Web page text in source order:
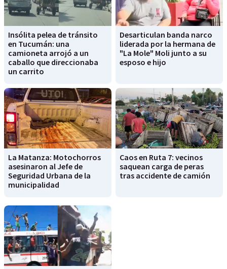
Insólita pelea de tránsito
en Tucumán: una
camioneta arrojó a un
caballo que direccionaba
un carrito
Desarticulan banda narco
liderada por la hermana de
"La Mole" Moli junto a su
esposo e hijo
La Matanza: Motochorros
asesinaron al Jefe de
Seguridad Urbana de la
municipalidad
Caos en Ruta 7: vecinos
saquean carga de peras
tras accidente de camión